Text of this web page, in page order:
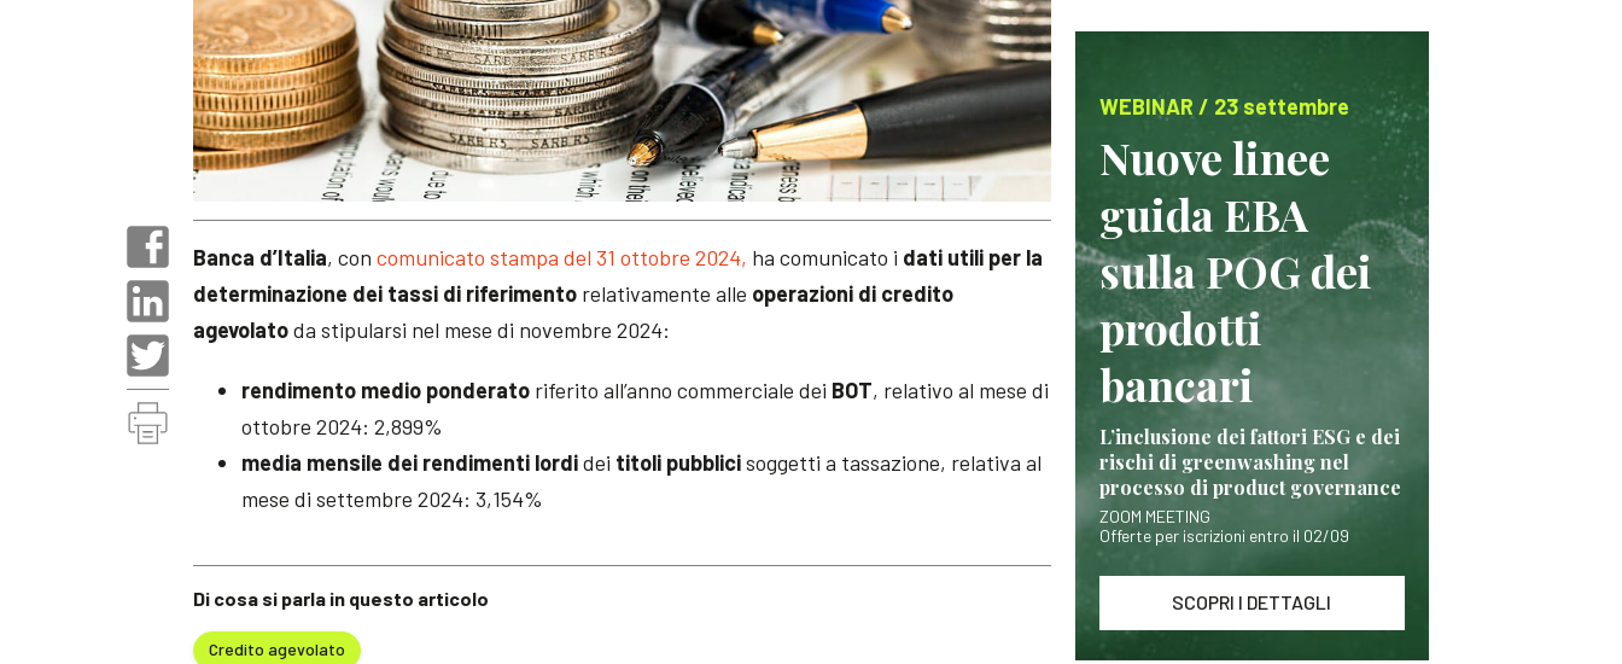
Di cosa si parla in questo articolo
Credito agevolato
Banca d’Italia, concomunicato stampa del 31 ottobre 2024, ha comunicato i dati utili per la
determinazione dei tassi di riferimento relativamente alle operazioni di credito
agevolatoda stipularsi nel mese di novembre 2024:
rendimento medio ponderato riferito all’anno commerciale dei BOT, relativo al mese di
ottobre 2024: 2,899%
media mensile dei rendimenti lordidei titoli pubblicisoggetti a tassazione, relativa al
mese di settembre 2024: 3,154%
WEBINAR / 23 settembre
Nuove linee
guida EBA
sulla POG dei
prodotti
bancari
L’inclusione dei fattori ESG e dei
rischi di greenwashing nel
processo di product governance
ZOOM MEETING
Offerte per iscrizioni entro il 02/09
SCOPRI I DETTAGLI